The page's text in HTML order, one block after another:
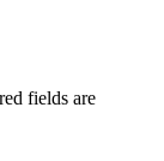
fields are